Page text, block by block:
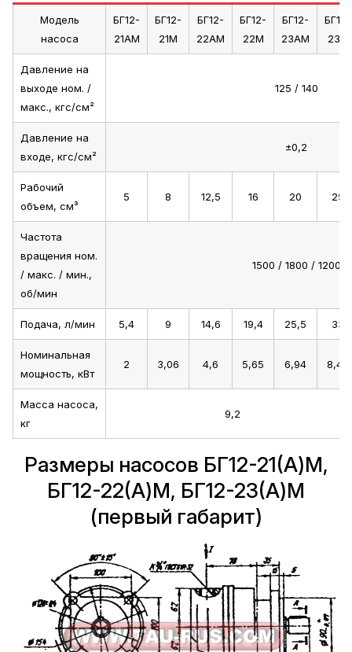
Модель
насоса
БГ12-
21АМ
БГ12-
21М
БГ12-
22АМ
БГ12-
22М
БГ12-
23АМ
БГ12-
23М
Давление на
выходе ном. /
макс., кгс/см²
125 / 140
Давление на
входе, кгс/см²
±0,2
Рабочий
объем, см³
5 8 12,5 16 20 25
Частота
вращения ном.
/ макс. / мин.,
об/мин
1500 / 1800 / 1200
Подача, л/мин 5,4 9 14,6 19,4 25,5 33
Номинальная
мощность, кВт
2 3,06 4,6 5,65 6,94 8,45
Масса насоса,
кг
9,2
Размеры насосов БГ12-21(А)М,
БГ12-22(А)М, БГ12-23(А)М
(первый габарит)